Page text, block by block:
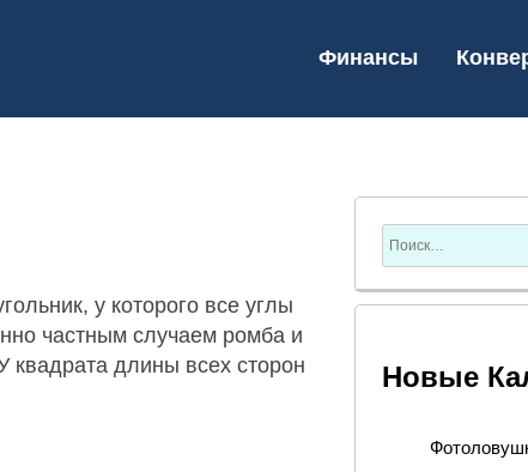
Финансы
у которого все углы
частным случаем ромба и
квадрата длины всех сторон
Новые